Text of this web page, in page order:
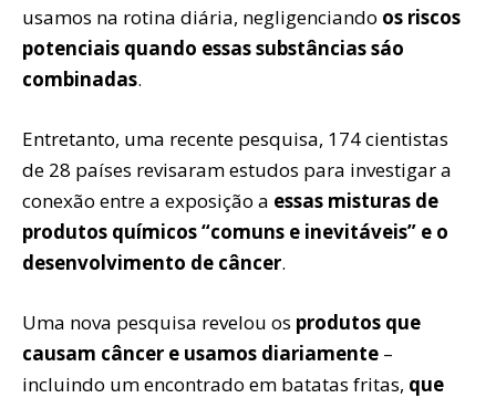
usamos na rotina diária, negligenciando os riscos
potenciais quando essas substâncias sáo
combinadas.
Entretanto, uma recente pesquisa, 174 cientistas
de 28 países revisaram estudos para investigar a
conexão entre a exposição a essas misturas de
produtos químicos “comuns e inevitáveis” e o
desenvolvimento de câncer.
Uma nova pesquisa revelou os produtos que
causam câncer e usamos diariamente –
incluindo um encontrado em batatas fritas, que